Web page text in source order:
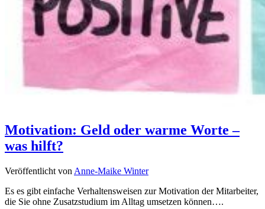
Motivation: Geld oder warme Worte –
was hilft?
Veröffentlicht von Anne-Maike Winter
Es es gibt einfache Verhaltensweisen zur Motivation der Mitarbeiter,
die Sie ohne Zusatzstudium im Alltag umsetzen können….